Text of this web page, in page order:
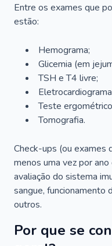
Entre os exames que
estão:
Hemograma;
Glicemia (em
TSH e T4 livre;
Teste
Tomografia.
Check-ups (ou exames
menos uma vez por
avaliação do sistema
sangue, funcionamento
outros.
Por que se